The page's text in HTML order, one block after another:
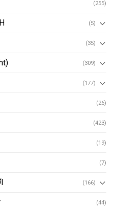
(255)
(5)
(35)
(309)
(177)
(26)
(423)
(19)
(7)
(166)
(44)